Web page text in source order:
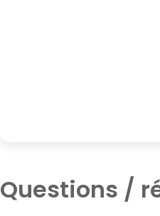
Questions /